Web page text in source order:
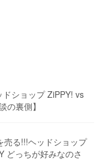
ショップ ZiPPY! vs
の裏側】
売る!!!ヘッドショップ
どっちが好みなのさ